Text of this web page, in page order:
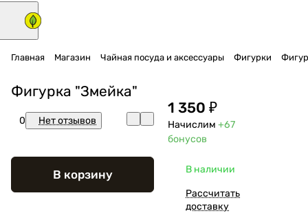
Главная Магазин Чайная посуда и аксессуары Фигурки
Фигурка "Змейка"
0 Нет отзывов
В корзину
1 350 ₽
Начислим +67
бонусов
В наличии
Рассчитать
доставку